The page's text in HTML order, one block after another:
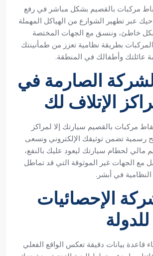
مركبات بالقصيم بشكل مباشر في رفع
عبر تطهير الشوارع من الهياكل المهملة
خاطئ، وننسق مع الجهات المختصة
بطريقة نظامية تعزز من طمأنينتك
عائلتك وأطفالك في المنطقة.
الصارمة في
الإتلاف لك
مركبات بالقصيم سيارتك إلا لمراكز
رسمية تضمن توثيقك الإلكتروني ونسعى
مالي لحطام سيارتك ليعود عليك بالنفع،
مع الجهات غير الموثوقة التي قد تماطل
النظامية في أبشر.
الإحصائيات
قاعدة بيانات دقيقة تعكس الواقع الفعلي